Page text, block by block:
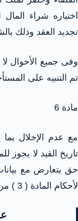
اختياره شراء
تجديد العقد وذلك
وفى جميع الأحوال لا
تم التنبيه على
مادة 6
مع عدم الإخلال
تاريخ القيد لا يجوز
حق يتعارض مع
لأحكام المادة ( 3 ) من هذا القانون .